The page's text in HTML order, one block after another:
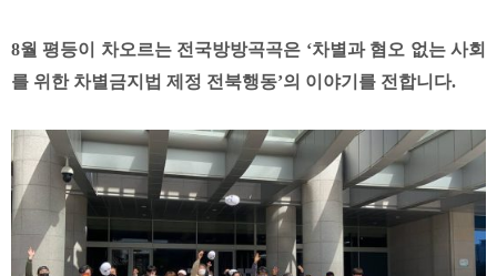
8월 평등이 차오르는 전국방방곡곡은 ‘차별과 혐오 없는 사회
를 위한 차별금지법 제정 전북행동’의 이야기를 전합니다.